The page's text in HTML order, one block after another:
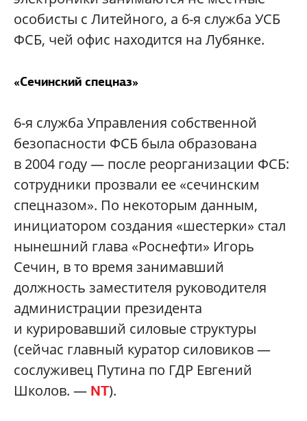
особисты с Литейного, а 6-я служба УСБ
ФСБ, чей офис находится на Лубянке.
«Сечинский спецназ»
6-я служба Управления собственной
безопасности ФСБ была образована
в 2004 году — после реорганизации ФСБ:
сотрудники прозвали ее «сечинским
спецназом». По некоторым данным,
инициатором создания «шестерки» стал
нынешний глава «Роснефти» Игорь
Сечин, в то время занимавший
должность заместителя руководителя
администрации президента
и курировавший силовые структуры
(сейчас главный куратор силовиков —
сослуживец Путина по ГДР Евгений
Школов. — NT).